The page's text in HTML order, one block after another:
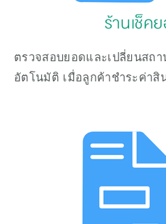
ร้านเช็ค
ตรวจสอบยอดและเปลี่ยนสถา
อัตโนมัติ เมื่อลูกค้าชำระค่าสิ